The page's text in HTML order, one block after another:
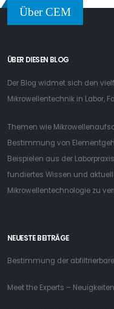
Über CEM
ÜBER DIESEN BLOG
Der Blog widmet sich den
Mikrowellentechnik in Labor,
Themen wie
Bestimmung von
Beispielen aus der
fundiertes Wissen und
Mikrowellentechnologie zu
NEUESTE BEITRÄGE
Bestimmung der
Meet the Experts –